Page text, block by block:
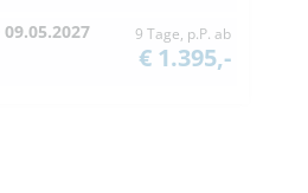
09.05.2027 9 Tage, p.P. ab
€ 1.395,-